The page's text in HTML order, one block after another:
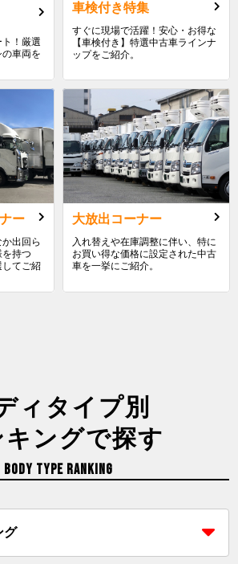
！厳選
車両を
車検付き特集
すぐに現場で活躍！安心・お得な
【車検付き】特選中古車ラインナ
ップをご紹介。
ー
出回ら
持つ
してご紹
大放出コーナー
入れ替えや在庫調整に伴い、特に
お買い得な価格に設定された中古
車を一挙にご紹介。
ィタイプ別
キングで探す
BODY TYPE RANKING
グ